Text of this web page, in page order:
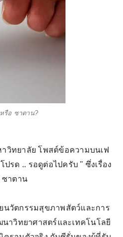
รือ ซาตาน?
วิทยาลัย โพสต์ข้อความบนเฟ
รด .. รอดูต่อไปครับ " ซึ่งเรื่อง
ซาตาน
นวัตกรรมสุขภาพสัตว์และการ
าวิทยาศาสตร์และเทคโนโลยี